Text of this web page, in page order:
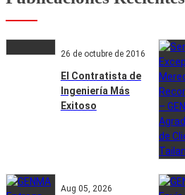
26 de octubre de 2016
El Contratista de
Ingeniería Más
Exitoso
Aug 05, 2026